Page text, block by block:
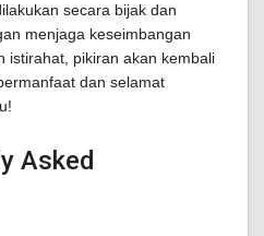
secara bijak dan
menjaga keseimbangan
istirahat, pikiran akan kembali
dan selamat
Asked